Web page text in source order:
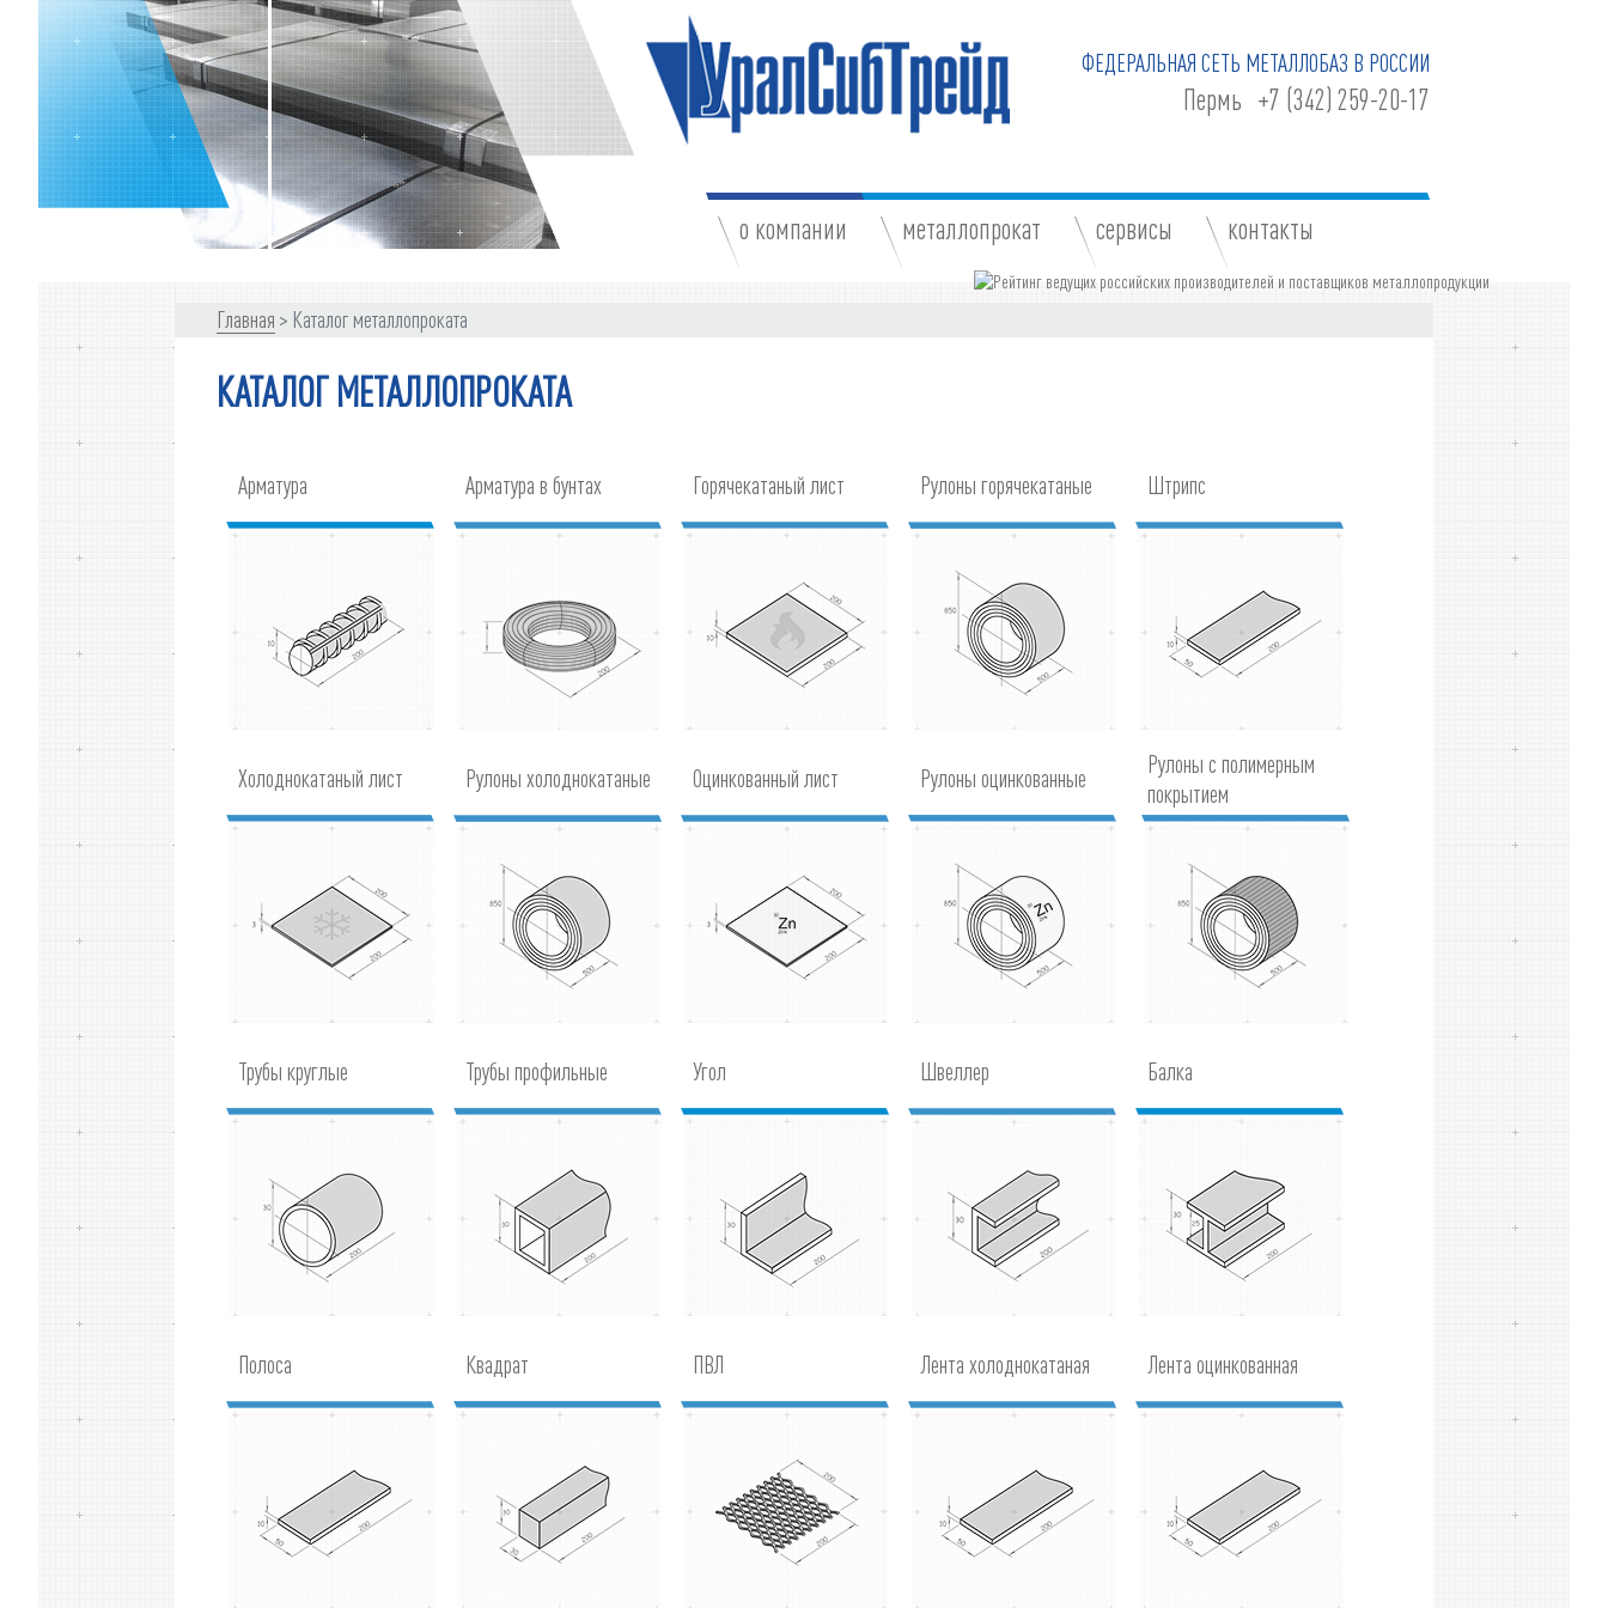
ФЕДЕРАЛЬНАЯ СЕТЬ МЕТАЛЛОБАЗ В РОССИИ
Пермь +7 (342) 259-20-17
о компании металлопрокат сервисы контакты
Главная Каталог металлопроката
КАТАЛОГ МЕТАЛЛОПРОКАТА
Арматура Арматура в бунтах Горячекатаный лист Рулоны горячекатаные Штрипс
Холоднокатаный лист Рулоны холоднокатаные Оцинкованный лист Рулоны оцинкованные
Рулоны с полимерным
покрытием
Трубы круглые Трубы профильные Угол Швеллер Балка
Полоса Квадрат ПВЛ Лента холоднокатаная Лента оцинкованная